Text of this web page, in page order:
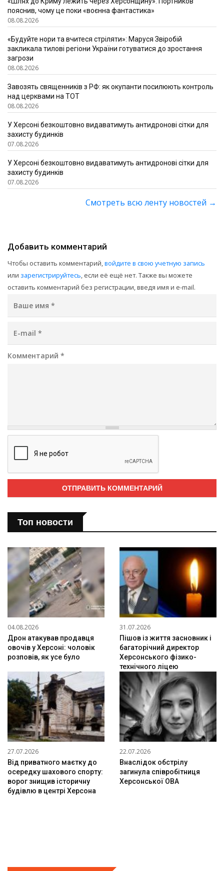
пояснив, чому це поки «воєнна фантастика»
08.08.2026
«Будуйте нори та вчитеся стріляти»: Маруся Звіробій
закликала тилові регіони України готуватися до зростання
загрози
08.08.2026
Завозять священників з РФ: як окупанти посилюють контроль
над церквами на ТОТ
08.08.2026
У Херсоні безкоштовно видаватимуть антидронові сітки для
захисту будинків
07.08.2026
У Херсоні безкоштовно видаватимуть антидронові сітки для
захисту будинків
07.08.2026
Смотреть всю ленту новостей →
Добавить комментарий
Чтобы оставить комментарий, войдите в свою учетную запись
или зарегистрируйтесь , если её ещё нет. Также вы можете
оставить комментарий без регистрации, введя имя и e-mail.
Комментарий *
Топ новости
04.08.2026
Дрон атакував продавця
овочів у Херсоні: чоловік
розповів, як усе було
31.07.2026
Пішов із життя засновник і
багаторічний директор
Херсонського фізико-
технічного ліцею
27.07.2026
Від приватного маєтку до
осередку шахового спорту:
ворог знищив історичну
будівлю в центрі Херсона
22.07.2026
Внаслідок обстрілу
загинула співробітниця
Херсонської ОВА